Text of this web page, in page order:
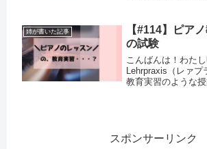
ねとほぼ毎回言わ
その他は基本的に
姉が書いた記事
【#114】ピア
の試験
こんばんは！わた
Lehrpraxis（レァプ
教育実習のような
そ...
スポンサーリンク